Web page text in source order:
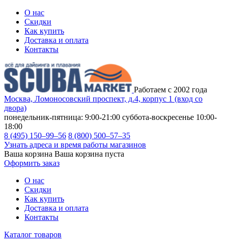
О нас
Скидки
Как купить
Доставка и оплата
Контакты
Работаем с 2002 года
Москва, Ломоносовский проспект, д.4, корпус 1 (вход со
двора)
понедельник-пятница: 9:00-21:00 суббота-воскресенье 10:00-
18:00
8 (495) 150–99–56 8 (800) 500–57–35
Узнать адреса и время работы магазинов
Ваша корзина Ваша корзина пуста
Оформить заказ
О нас
Скидки
Как купить
Доставка и оплата
Контакты
Каталог товаров